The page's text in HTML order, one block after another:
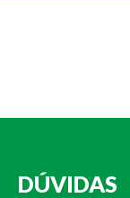
DÚVIDAS